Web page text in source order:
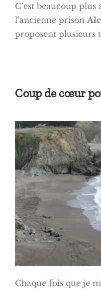
C’est beaucoup
l’ancienne prison
proposent plusieurs
Coup de cœur
Chaque fois que je